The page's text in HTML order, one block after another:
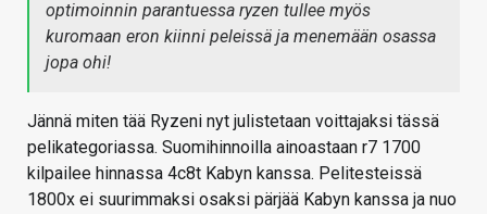
optimoinnin parantuessa ryzen tullee myös
kuromaan eron kiinni peleissä ja menemään osassa
jopa ohi!
Jännä miten tää Ryzeni nyt julistetaan voittajaksi tässä
pelikategoriassa. Suomihinnoilla ainoastaan r7 1700
kilpailee hinnassa 4c8t Kabyn kanssa. Pelitesteissä
1800x ei suurimmaksi osaksi pärjää Kabyn kanssa ja nuo